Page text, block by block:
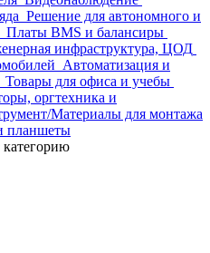
Решение для автономного и
Платы BMS и балансиры
инфраструктура, ЦОД
Автоматизация и
Товары для офиса и учебы
оргтехника и
Материалы для монтажа
планшеты